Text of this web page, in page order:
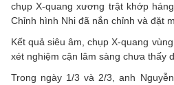
chụp X-quang xương trật khớp
Chỉnh hình Nhi đã nắn chỉnh và đặt
Kết quả siêu âm, chụp X-quang
xét nghiệm cận lâm sàng chưa thấy
Trong ngày 1/3 và 2/3, anh